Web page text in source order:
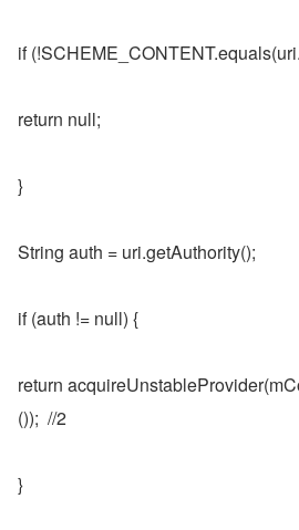
if
return null;
}
String auth = uri.getAuthority();
if (auth != null) {
return
());  //2
}